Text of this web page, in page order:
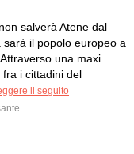
salverà Atene dal
sarà il popolo europeo a
una maxi
i cittadini del
il seguito